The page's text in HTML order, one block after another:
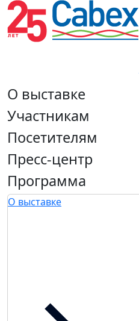
О выставке
Участникам
Посетителям
Пресс-центр
Программа
О выставке